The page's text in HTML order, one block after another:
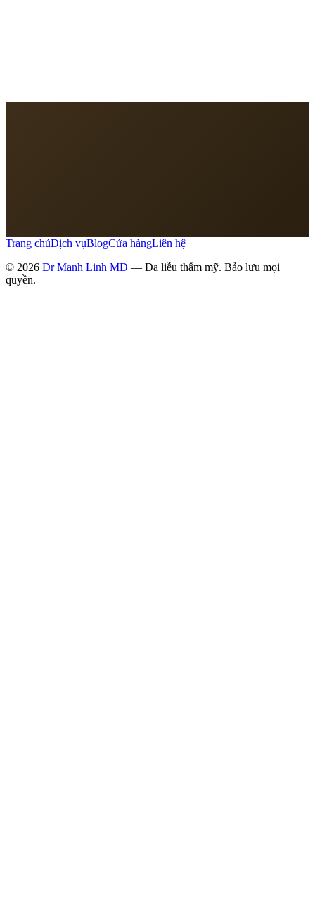
Trang chủDịch vụBlogCửa hàngLiên hệ
© 2026 Dr Manh Linh MD — Da liễu thẩm mỹ. Bảo lưu mọi
quyền.